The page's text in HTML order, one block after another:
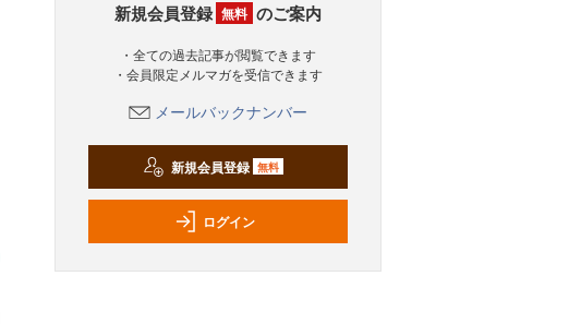
新規会員登録 無料 のご案内
・全ての過去記事が閲覧できます
・会員限定メルマガを受信できます
メールバックナンバー
新規会員登録 無料
ログイン